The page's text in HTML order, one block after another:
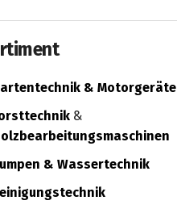
& Motorgeräte
&
& Wassertechnik